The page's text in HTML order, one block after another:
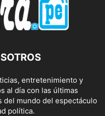
entretenimiento y
al día con las últimas
del mundo del espectáculo
política.